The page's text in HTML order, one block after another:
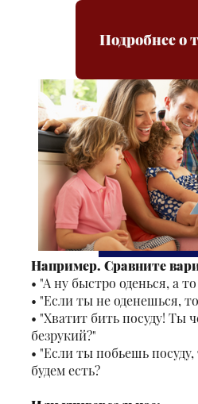
Подробнее о
Например. Сравните
"А ну быстро оденься, а
"Если ты не оденешься,
"Хватит бить посуду! Ты
безрукий?"
"Если ты побьешь
будем есть?